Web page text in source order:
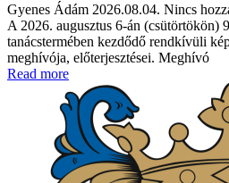
Gyenes Ádám 2026.08.04. Nincs
A 2026. augusztus 6-án (csütörtökön)
tanácstermében kezdődő rendkívüli
meghívója, előterjesztései. Meghívó
Read more